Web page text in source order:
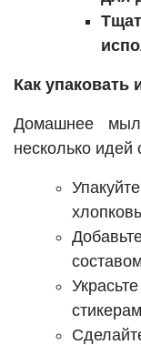
Как
Домашнее
несколько